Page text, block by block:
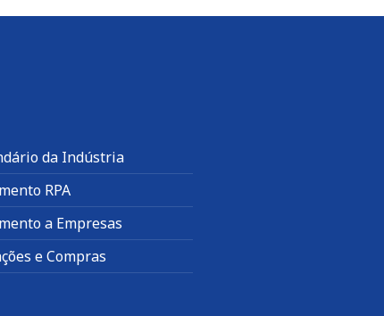
da Indústria
RPA
a Empresas
e Compras